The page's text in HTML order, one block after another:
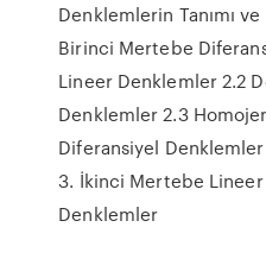
Denklemlerin Tanımı ve
Birinci Mertebe
Lineer Denklemler 2.2
Denklemler 2.3
Diferansiyel
3. İkinci Mertebe
Denklemler